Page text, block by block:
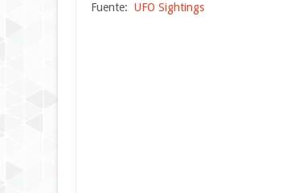
Fuente: UFO Sightings